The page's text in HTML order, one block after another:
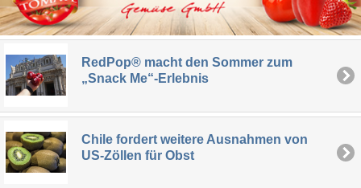
RedPop® macht den Sommer zum
„Snack Me“-Erlebnis
Chile fordert weitere Ausnahmen von
US-Zöllen für Obst